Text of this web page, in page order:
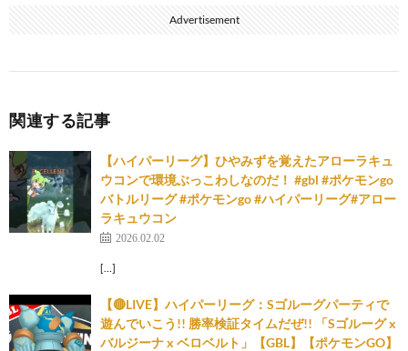
Advertisement
関連する記事
【ハイパーリーグ】ひやみずを覚えたアローラキュ
ウコンで環境ぶっこわしなのだ！ #gbl #ポケモンgo
バトルリーグ #ポケモンgo #ハイパーリーグ#アロー
ラキュウコン
2026.02.02
[…]
【🔴LIVE】ハイパーリーグ：Sゴルーグパーティで
遊んでいこう!! 勝率検証タイムだぜ!! 「Sゴルーグ x
バルジーナ x ベロベルト」【GBL】【ポケモンGO】